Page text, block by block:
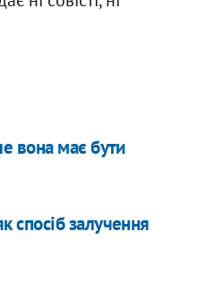
вона має бути
спосіб залучення